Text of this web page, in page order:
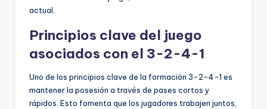
actual.
Principios clave del juego
asociados con el 3-2-4-1
Uno de los principios clave de la formación 3-2-4-1 es
mantener la posesión a través de pases cortos y
rápidos. Esto fomenta que los jugadores trabajen juntos,